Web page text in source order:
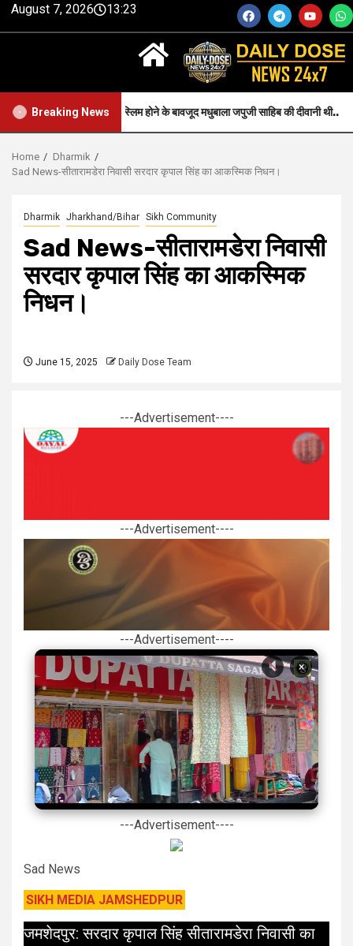
August 7, 2026 13:23
Breaking News
जन्म से मुस्लिम होने के बावजूद मधुबाला जपुजी साहिब की दीवानी थी..
Home
Dharmik
Sad News-सीतारामडेरा निवासी सरदार कृपाल सिंह का आकस्मिक निधन।
Dharmik Jharkhand/Bihar Sikh Community
Sad News-सीतारामडेरा निवासी
सरदार कृपाल सिंह का आकस्मिक
निधन।
June 15, 2025 Daily Dose Team
---Advertisement----
---Advertisement----
---Advertisement----
×
---Advertisement----
Sad News
SIKH MEDIA JAMSHEDPUR
जमशेदपुर: सरदार कृपाल सिंह सीतारामडेरा निवासी का